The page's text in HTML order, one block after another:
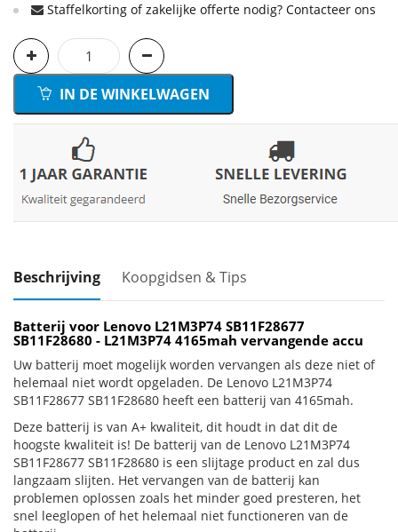
Staffelkorting of zakelijke offerte nodig? Contacteer ons
IN DE WINKELWAGEN
Beschrijving Koopgidsen & Tips
Batterij voor Lenovo L21M3P74 SB11F28677
SB11F28680 - L21M3P74 4165mah vervangende accu
Uw batterij moet mogelijk worden vervangen als deze niet of
helemaal niet wordt opgeladen. De Lenovo L21M3P74
SB11F28677 SB11F28680 heeft een batterij van 4165mah.
Deze batterij is van A+ kwaliteit, dit houdt in dat dit de
hoogste kwaliteit is! De batterij van de Lenovo L21M3P74
SB11F28677 SB11F28680 is een slijtage product en zal dus
langzaam slijten. Het vervangen van de batterij kan
problemen oplossen zoals het minder goed presteren, het
snel leeglopen of het helemaal niet functioneren van de